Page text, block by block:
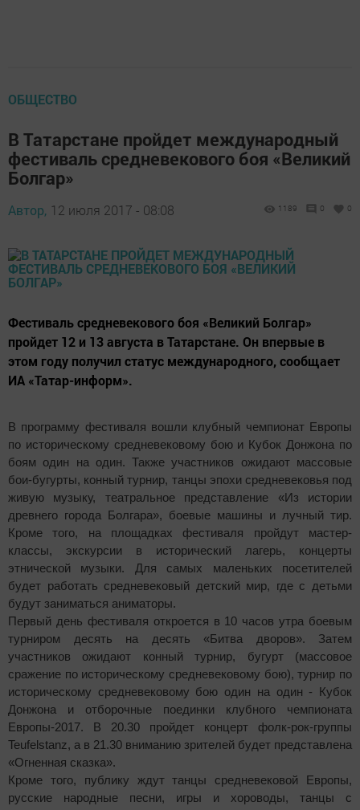
ОБЩЕСТВО
В Татарстане пройдет международный
фестиваль средневекового боя «Великий
Болгар»
Автор, 12 июля 2017 - 08:08 1189 0 0
Фестиваль средневекового боя «Великий Болгар»
пройдет 12 и 13 августа в Татарстане. Он впервые в
этом году получил статус международного, сообщает
ИА «Татар-информ».
В программу фестиваля вошли клубный чемпионат Европы
по историческому средневековому бою и Кубок Донжона по
боям один на один. Также участников ожидают массовые
бои-бугурты, конный турнир, танцы эпохи средневековья под
живую музыку, театральное представление «Из истории
древнего города Болгара», боевые машины и лучный тир.
Кроме того, на площадках фестиваля пройдут мастер-
классы, экскурсии в исторический лагерь, концерты
этнической музыки. Для самых маленьких посетителей
будет работать средневековый детский мир, где с детьми
будут заниматься аниматоры.
Первый день фестиваля откроется в 10 часов утра боевым
турниром десять на десять «Битва дворов». Затем
участников ожидают конный турнир, бугурт (массовое
сражение по историческому средневековому бою), турнир по
историческому средневековому бою один на один - Кубок
Донжона и отборочные поединки клубного чемпионата
Европы-2017. В 20.30 пройдет концерт фолк-рок-группы
Teufelstanz, а в 21.30 вниманию зрителей будет представлена
«Огненная сказка».
Кроме того, публику ждут танцы средневековой Европы,
русские народные песни, игры и хороводы, танцы с